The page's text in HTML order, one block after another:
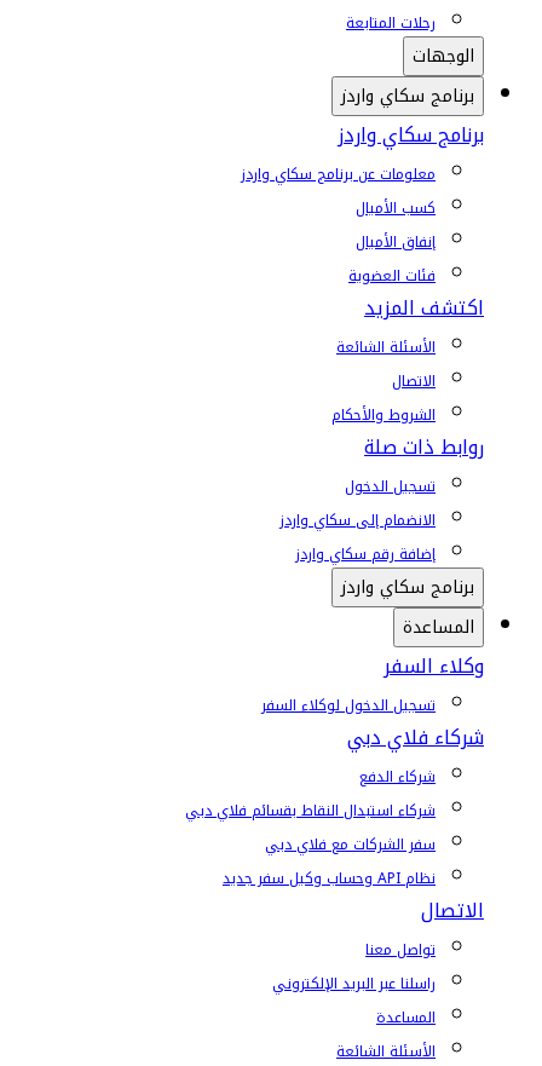
رحلات المتابعة
الوجهات
برنامج سكاي واردز
برنامج سكاي واردز
معلومات عن برنامج سكاي واردز
كسب الأميال
إنفاق الأميال
فئات العضوية
اكتشف المزيد
الأسئلة الشائعة
الاتصال
الشروط والأحكام
روابط ذات صلة
تسجيل الدخول
الانضمام إلى سكاي واردز
إضافة رقم سكاي واردز
برنامج سكاي واردز
المساعدة
وكلاء السفر
تسجيل الدخول لوكلاء السفر
شركاء فلاي دبي
شركاء الدفع
شركاء استبدال النقاط بقسائم فلاي دبي
سفر الشركات مع فلاي دبي
نظام API وحساب وكيل سفر جديد
الاتصال
تواصل معنا
راسلنا عبر البريد الإلكتروني
المساعدة
الأسئلة الشائعة